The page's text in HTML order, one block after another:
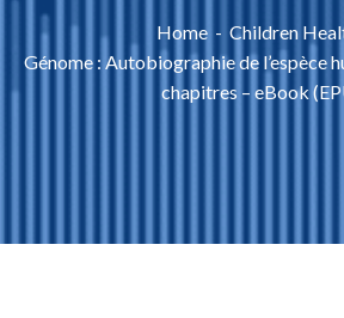
Home
Children
Génome : Autobiographie de l’espèce
chapitres – eBook